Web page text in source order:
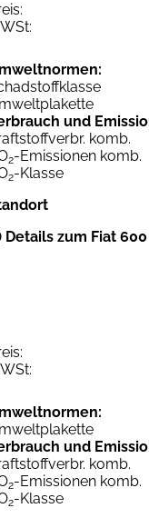
und
komb.
2-Emissionen komb.
2-Klasse
Details zum Fiat
und
komb.
2-Emissionen komb.
2-Klasse